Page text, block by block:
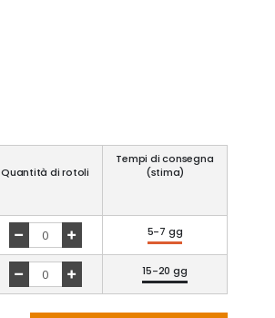
Quantità di rotoli
Tempi di consegna
(stima)
5-7 gg
15-20 gg